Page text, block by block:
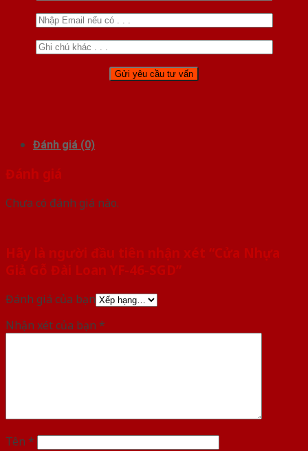
Đánh giá (0)
Đánh giá
Chưa có đánh giá nào.
Hãy là người đầu tiên nhận xét “Cửa Nhựa
Giả Gỗ Đài Loan YF-46-SGD”
Đánh giá của bạn
Nhận xét của bạn *
Tên *